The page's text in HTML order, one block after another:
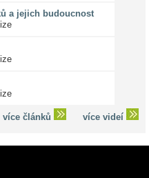
a jejich budoucnost
více článků více videí